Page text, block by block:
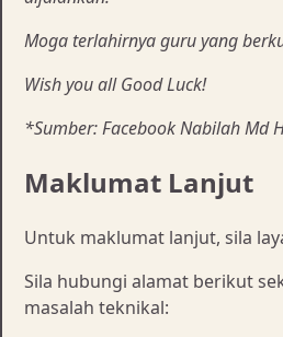
Moga terlahirnya guru yang
Wish you all Good Luck!
*Sumber: Facebook Nabilah Md
Maklumat Lanjut
Untuk maklumat lanjut, sila
Sila hubungi alamat berikut
masalah teknikal: